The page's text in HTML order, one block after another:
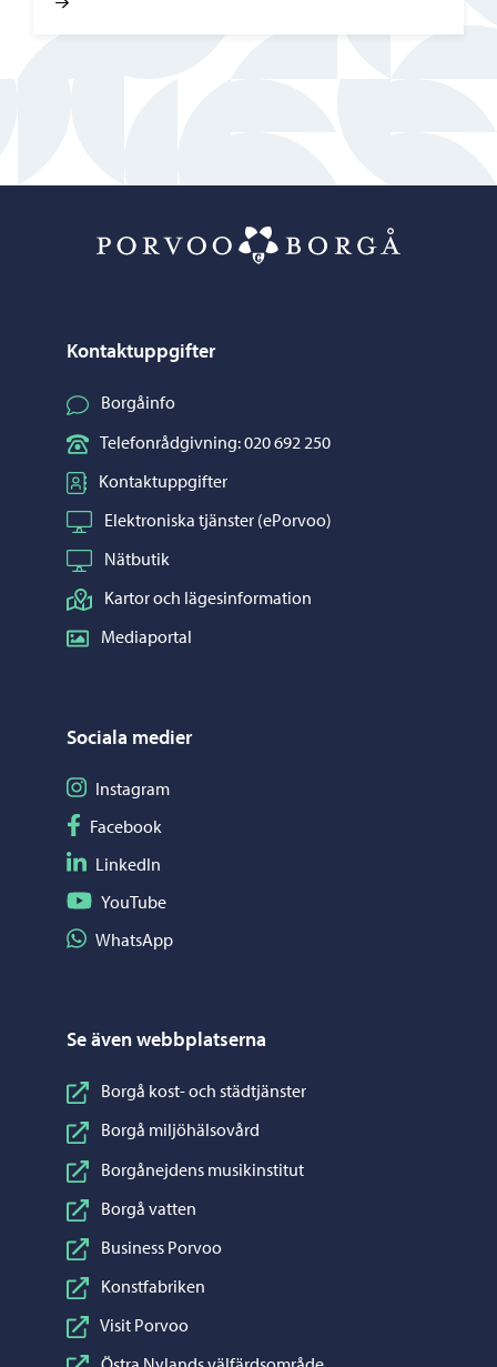
Kontaktuppgifter
Borgåinfo
Telefonrådgivning: 020 692 250
Kontaktuppgifter
Elektroniska tjänster (ePorvoo)
Nätbutik
Kartor och lägesinformation
Mediaportal
Sociala medier
Följ på Instagram
Instagram
Följ på Facebook
Facebook
Följ på LinkedIn
LinkedIn
Följ på YouTube
YouTube
Dela på WhatsApp
WhatsApp
Se även webbplatserna
Borgå kost- och städtjänster
Borgå miljöhälsovård
Borgånejdens musikinstitut
Borgå vatten
Business Porvoo
Konstfabriken
Visit Porvoo